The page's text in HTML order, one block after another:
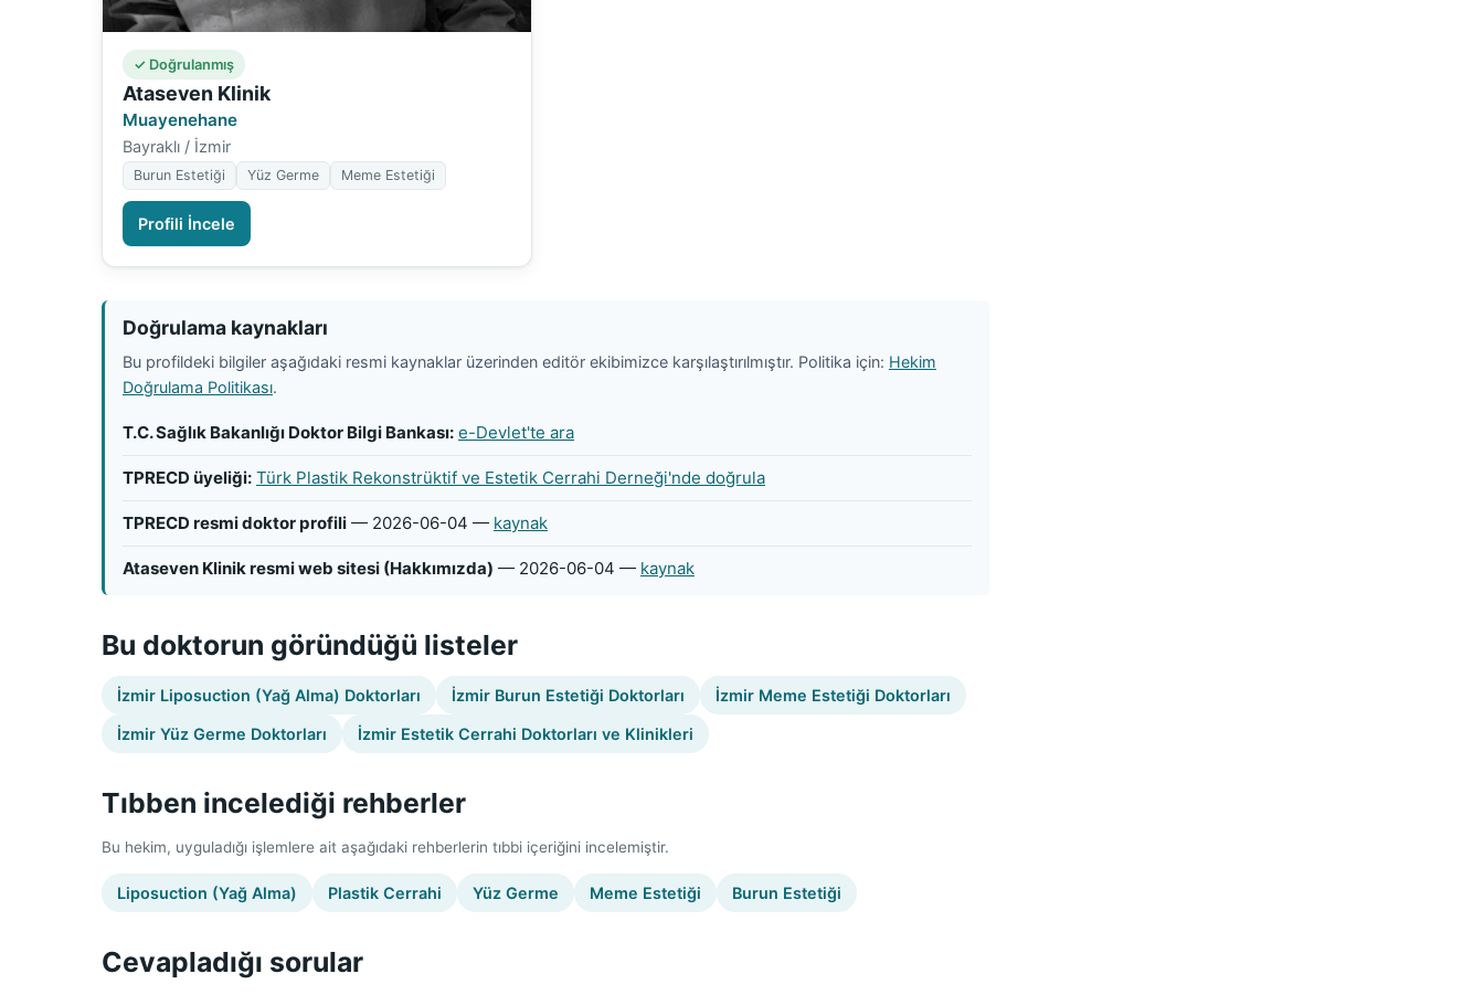
✓ Doğrulanmış
Ataseven Klinik
Muayenehane
Bayraklı / İzmir
Burun Estetiği Yüz Germe Meme Estetiği
Profili İncele
Doğrulama kaynakları
Bu profildeki bilgiler aşağıdaki resmi kaynaklar üzerinden editör ekibimizce karşılaştırılmıştır. Politika için: Hekim
Doğrulama Politikası.
T.C. Sağlık Bakanlığı Doktor Bilgi Bankası: e-Devlet'te ara
TPRECD üyeliği: Türk Plastik Rekonstrüktif ve Estetik Cerrahi Derneği'nde doğrula
TPRECD resmi doktor profili — 2026-06-04 — kaynak
Ataseven Klinik resmi web sitesi (Hakkımızda) — 2026-06-04 — kaynak
Bu doktorun göründüğü listeler
İzmir Liposuction (Yağ Alma) Doktorları İzmir Burun Estetiği Doktorları İzmir Meme Estetiği Doktorları
İzmir Yüz Germe Doktorları İzmir Estetik Cerrahi Doktorları ve Klinikleri
Tıbben incelediği rehberler
Bu hekim, uyguladığı işlemlere ait aşağıdaki rehberlerin tıbbi içeriğini incelemiştir.
Liposuction (Yağ Alma) Plastik Cerrahi Yüz Germe Meme Estetiği Burun Estetiği
Cevapladığı sorular